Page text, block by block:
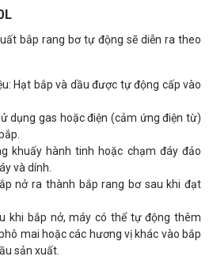
bắp rang bơ tự động sẽ diễn ra theo
Hạt bắp và dầu được tự động cấp vào
dụng gas hoặc điện (cảm ứng điện từ)
khuấy hành tinh hoặc chạm đáy đảo
và dính.
nở ra thành bắp rang bơ sau khi đạt
khi bắp nở, máy có thể tự động thêm
mai hoặc các hương vị khác vào bắp
sản xuất.